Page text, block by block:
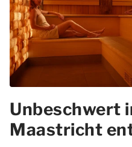
Unbeschwert
Maastricht